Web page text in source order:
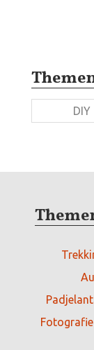
DIY
Fotografie